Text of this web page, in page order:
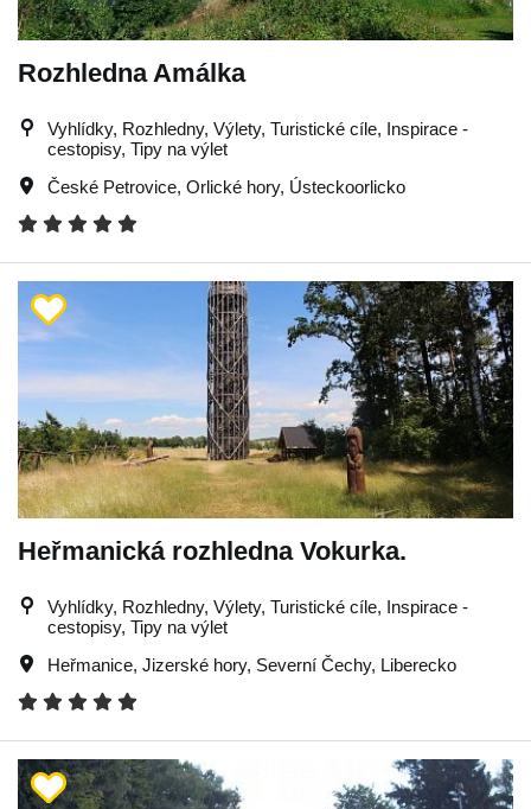
Rozhledna Amálka
Vyhlídky, Rozhledny, Výlety, Turistické cíle, Inspirace -
cestopisy, Tipy na výlet
České Petrovice, Orlické hory, Ústeckoorlicko
Heřmanická rozhledna Vokurka.
Vyhlídky, Rozhledny, Výlety, Turistické cíle, Inspirace -
cestopisy, Tipy na výlet
Heřmanice, Jizerské hory, Severní Čechy, Liberecko